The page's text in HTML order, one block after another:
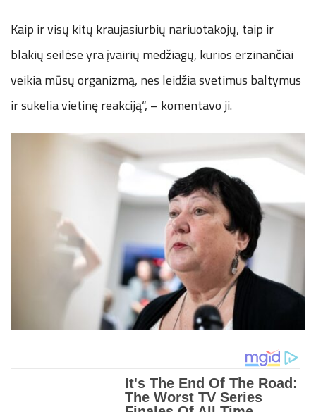
Kaip ir visų kitų kraujasiurbių nariuotakojų, taip ir
blakių seilėse yra įvairių medžiagų, kurios erzinančiai
veikia mūsų organizmą, nes leidžia svetimus baltymus
ir sukelia vietinę reakciją“, – komentavo ji.